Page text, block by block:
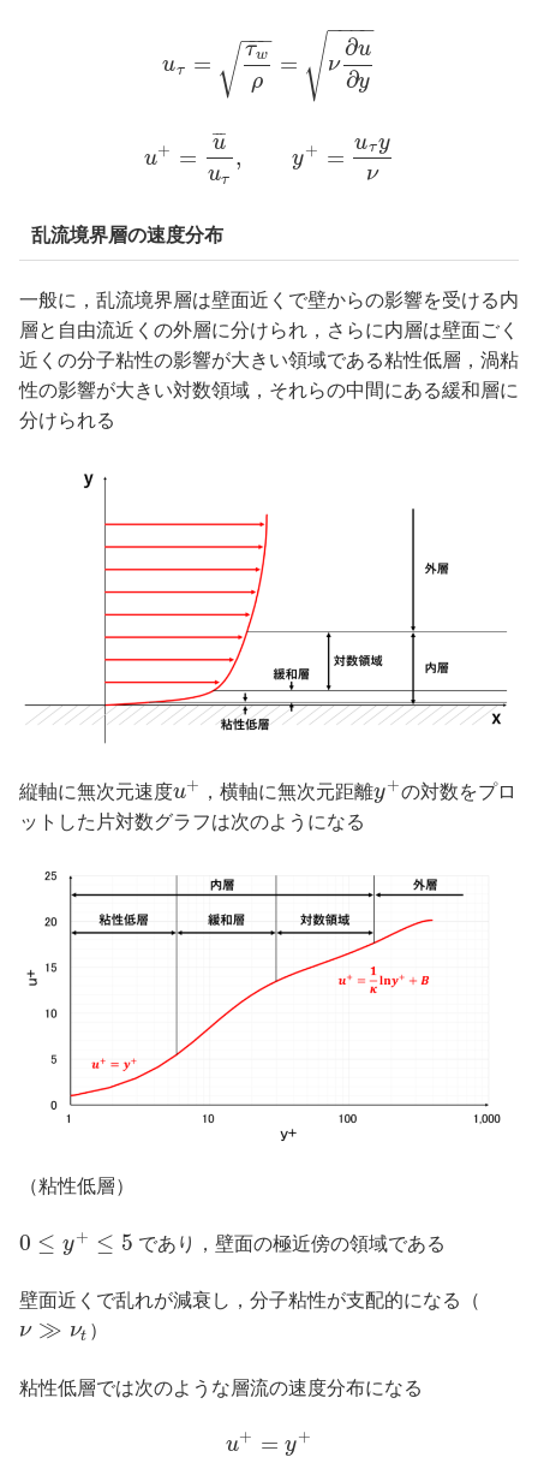
uτ =
τw
ρ
−−
−
√ = ν
∂u
∂y
− −
−−
√
u+ =
u
¯¯
¯
uτ
, y+ =
uτ y
ν
乱流境界層の速度分布
一般に，乱流境界層は壁面近くで壁からの影響を受ける内
層と自由流近くの外層に分けられ，さらに内層は壁面ごく
近くの分子粘性の影響が大きい領域である粘性低層，渦粘
性の影響が大きい対数領域，それらの中間にある緩和層に
分けられる
縦軸に無次元速度u+ ，横軸に無次元距離y+の対数をプロ
ットした片対数グラフは次のようになる
（粘性低層）
0 ≤ y+ ≤ 5 であり，壁面の極近傍の領域である
壁面近くで乱れが減衰し，分子粘性が支配的になる（
ν ≫ νt ）
粘性低層では次のような層流の速度分布になる
u+ = y+